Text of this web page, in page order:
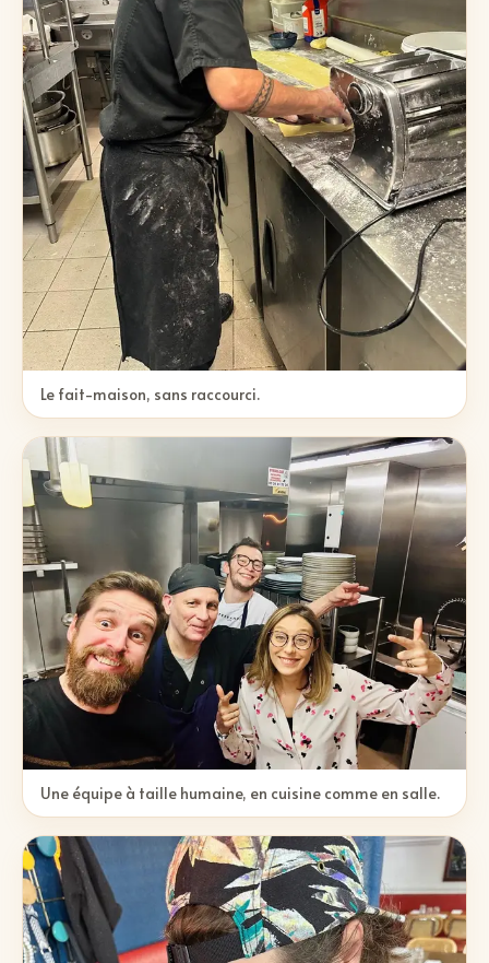
Le fait-maison, sans raccourci.
Une équipe à taille humaine, en cuisine comme en salle.